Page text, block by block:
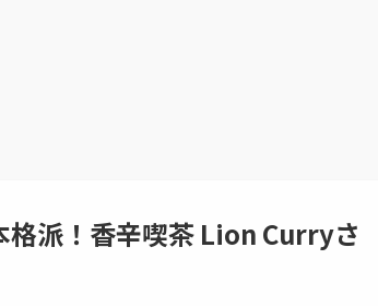
格派！香辛喫茶 Lion Curryさ